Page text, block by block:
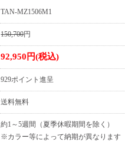
TAN-MZ1506M1
150,700円
92,950円(税込)
929ポイント進呈
送料無料
約1～5週間（夏季休暇期間を除く）
※カラー等によって納期が異なります